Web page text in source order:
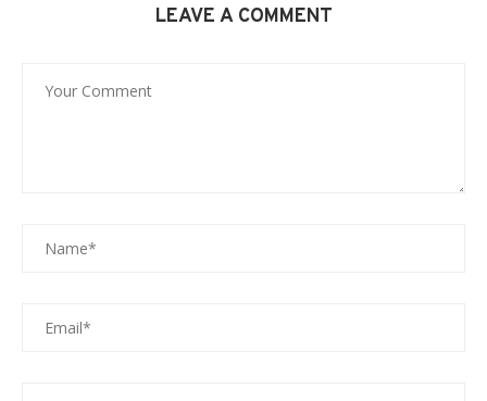
LEAVE A COMMENT